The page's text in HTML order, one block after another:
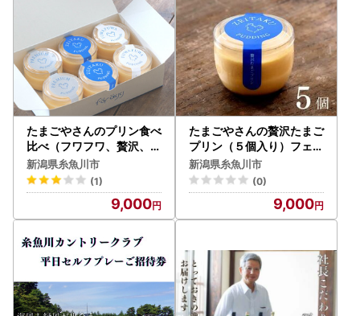
たまごやさんのプリン食べ
比べ（フワフワ、贅沢、プ
レミアム）各2個 計6個
フェルエッグ
新潟県糸魚川市
(1)
9,000
たまごやさんの贅沢たまご
プリン（５個入り）フェル
エッグ
新潟県糸魚川市
(0)
9,000